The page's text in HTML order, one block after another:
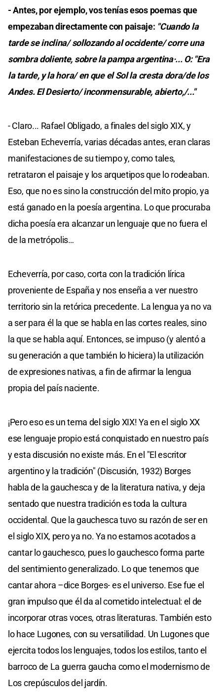
- Antes, por ejemplo, vos tenías esos poemas que
empezaban directamente con paisaje: "Cuando la
tarde se inclina/ sollozando al occidente/ corre una
sombra doliente, sobre la pampa argentina·... O: "Era
la tarde, y la hora/ en que el Sol la cresta dora/de los
Andes. El Desierto/ inconmensurable, abierto,/..."
- Claro... Rafael Obligado, a finales del siglo XIX, y
Esteban Echeverría, varias décadas antes, eran claras
manifestaciones de su tiempo y, como tales,
retrataron el paisaje y los arquetipos que lo rodeaban.
Eso, que no es sino la construcción del mito propio, ya
está ganado en la poesía argentina. Lo que procuraba
dicha poesía era alcanzar un lenguaje que no fuera el
de la metrópolis…
Echeverría, por caso, corta con la tradición lírica
proveniente de España y nos enseña a ver nuestro
territorio sin la retórica precedente. La lengua ya no va
a ser para él la que se habla en las cortes reales, sino
la que se habla aquí. Entonces, se impuso (y alentó a
su generación a que también lo hiciera) la utilización
de expresiones nativas, a fin de afirmar la lengua
propia del país naciente.
¡Pero eso es un tema del siglo XIX! Ya en el siglo XX
ese lenguaje propio está conquistado en nuestro país
y esta discusión no existe más. En el "El escritor
argentino y la tradición" (Discusión, 1932) Borges
habla de la gauchesca y de la literatura nativa, y deja
sentado que nuestra tradición es toda la cultura
occidental. Que la gauchesca tuvo su razón de ser en
el siglo XIX, pero ya no. Ya no estamos acotados a
cantar lo gauchesco, pues lo gauchesco forma parte
del sentimiento generalizado. Lo que tenemos que
cantar ahora –dice Borges- es el universo. Ese fue el
gran impulso que él da al cometido intelectual: el de
incorporar otras voces, otras literaturas. También esto
lo hace Lugones, con su versatilidad. Un Lugones que
ejercita todos los lenguajes, todos los estilos, tanto el
barroco de La guerra gaucha como el modernismo de
Los crepúsculos del jardín.